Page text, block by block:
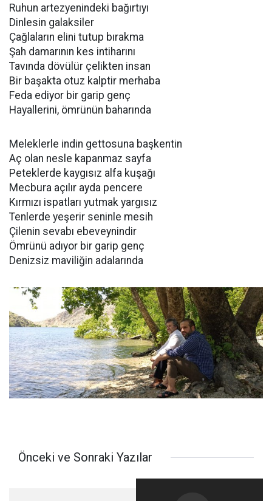
Ruhun artezyenindeki bağırtıyı
Dinlesin galaksiler
Çağlaların elini tutup bırakma
Şah damarının kes intiharını
Tavında dövülür çelikten insan
Bir başakta otuz kalptir merhaba
Feda ediyor bir garip genç
Hayallerini, ömrünün baharında
Meleklerle indin gettosuna başkentin
Aç olan nesle kapanmaz sayfa
Peteklerde kaygısız alfa kuşağı
Mecbura açılır ayda pencere
Kırmızı ispatları yutmak yargısız
Tenlerde yeşerir seninle mesih
Çilenin sevabı ebeveynindir
Ömrünü adıyor bir garip genç
Denizsiz maviliğin adalarında
Önceki ve Sonraki Yazılar